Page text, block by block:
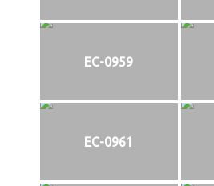
EC-0959
EC-0961